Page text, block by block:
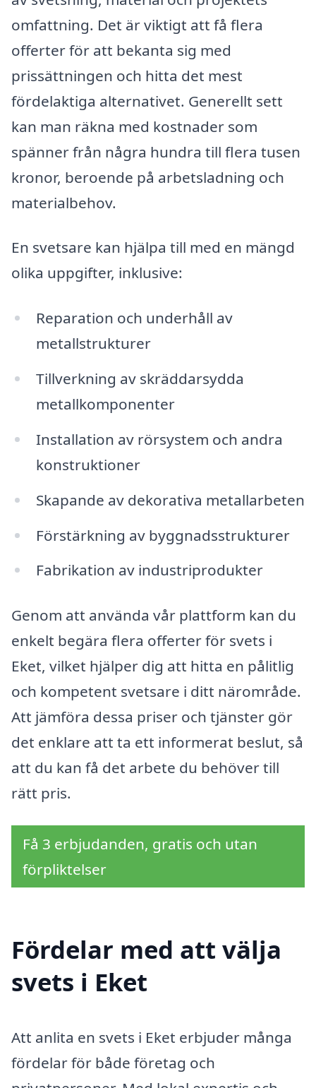
omfattning. Det är viktigt att få flera
offerter för att bekanta sig med
prissättningen och hitta det mest
fördelaktiga alternativet. Generellt sett
kan man räkna med kostnader som
spänner från några hundra till flera tusen
kronor, beroende på arbetsladning och
materialbehov.
En svetsare kan hjälpa till med en mängd
olika uppgifter, inklusive:
Reparation och underhåll av
metallstrukturer
Tillverkning av skräddarsydda
metallkomponenter
Installation av rörsystem och andra
konstruktioner
Skapande av dekorativa metallarbeten
Förstärkning av byggnadsstrukturer
Fabrikation av industriprodukter
Genom att använda vår plattform kan du
enkelt begära flera offerter för svets i
Eket, vilket hjälper dig att hitta en pålitlig
och kompetent svetsare i ditt närområde.
Att jämföra dessa priser och tjänster gör
det enklare att ta ett informerat beslut, så
att du kan få det arbete du behöver till
rätt pris.
Få 3 erbjudanden, gratis och utan
förpliktelser
Fördelar med att välja
svets i Eket
Att anlita en svets i Eket erbjuder många
fördelar för både företag och